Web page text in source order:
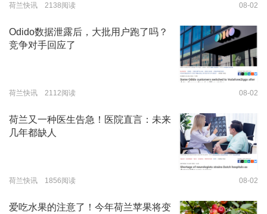
荷兰快讯 2138阅读 08-02
Odido数据泄露后，大批用户跑了吗？
竞争对手回应了
荷兰快讯 2112阅读 08-02
荷兰又一种医生告急！医院直言：未来
几年都缺人
荷兰快讯 1856阅读 08-02
爱吃水果的注意了！今年荷兰苹果将变